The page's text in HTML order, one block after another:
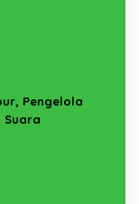
Pengelola
Suara